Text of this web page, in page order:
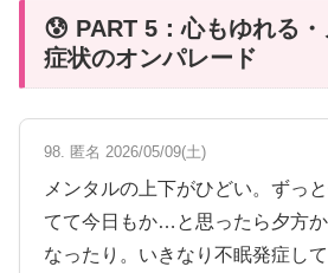
😰 PART 5：心もゆれる
症状のオンパレード
98. 匿名 2026/05/09(土)
メンタルの上下がひどい。ずっ
てて今日もか…と思ったら夕方
なったり。いきなり不眠発症し